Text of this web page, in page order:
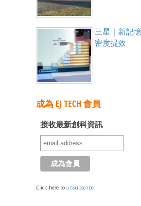
三星｜新記
密度提效
成為 EJ TECH 會員
接收最新創科資訊
Click here to unsubscribe